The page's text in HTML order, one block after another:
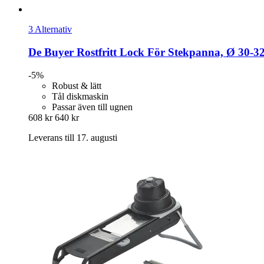
3 Alternativ
De Buyer Rostfritt Lock För Stekpanna, Ø 30-​
-5%
Robust & lätt
Tål diskmaskin
Passar även till ugnen
608 kr 640 kr
Leverans till 17. augusti